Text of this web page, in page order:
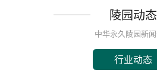
陵园动态
中华永久陵园新
行业动态